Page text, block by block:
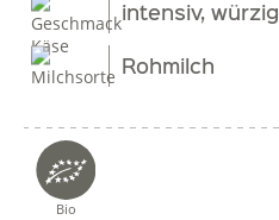
intensiv, würzig
Rohmilch
Bio